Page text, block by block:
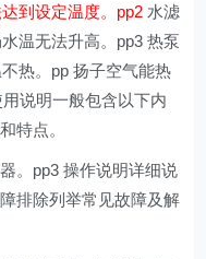
到设定温度。pp2 水滤
温无法升高。pp3 热泵
热。pp 扬子空气能热
说明一般包含以下内
特点。
。pp3 操作说明详细说
排除列举常见故障及解